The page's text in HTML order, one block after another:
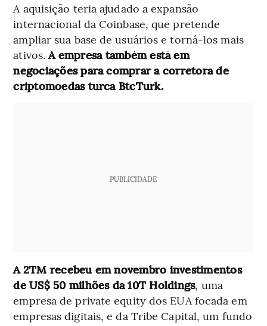
A aquisição teria ajudado a expansão
internacional da Coinbase, que pretende
ampliar sua base de usuários e torná-los mais
ativos.A empresa também está em
negociações para comprar a corretora de
criptomoedas turca BtcTurk.
PUBLICIDADE
A 2TM recebeu em novembro investimentos
de US$ 50 milhões da 10T Holdings, uma
empresa de private equity dos EUA focada em
empresas digitais, e da Tribe Capital, um fundo